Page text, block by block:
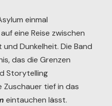
einmal
eine Reise zwischen
Dunkelheit. Die Band
das die Grenzen
Storytelling
Zuschauer tief in das
eintauchen lässt.